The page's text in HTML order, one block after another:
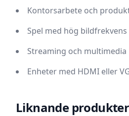
Kontorsarbete och
Spel med hög bildfrekvens
Streaming och multimedia
Enheter med HDMI eller
Liknande produkter